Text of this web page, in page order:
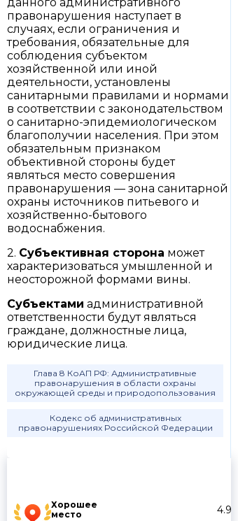
Хорошее
место
4.9
правонарушения наступает в
случаях, если ограничения и
требования, обязательные для
соблюдения субъектом
хозяйственной или иной
деятельности, установлены
санитарными правилами и нормами
в соответствии с законодательством
о санитарно-эпидемиологическом
благополучии населения. При этом
обязательным признаком
объективной стороны будет
являться место совершения
правонарушения — зона санитарной
охраны источников питьевого и
хозяйственно-бытового
водоснабжения.
2. Субъективная сторона может
характеризоваться умышленной и
неосторожной формами вины.
Субъектами административной
ответственности будут являться
граждане, должностные лица,
юридические лица.
Глава 8 КоАП РФ: Административные
правонарушения в области охраны
окружающей среды и природопользования
Кодекс об административных
правонарушениях Российской Федерации